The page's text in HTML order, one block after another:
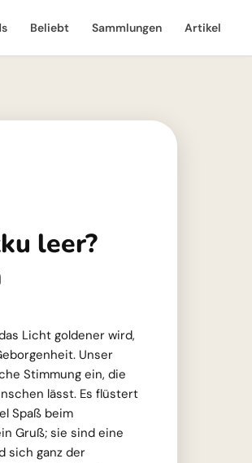
Beliebt Sammlungen Artikel
leer?
Licht goldener wird,
Unser
Stimmung ein, die
lässt. Es flüstert
Spaß beim
Gruß; sie sind eine
sich ganz der